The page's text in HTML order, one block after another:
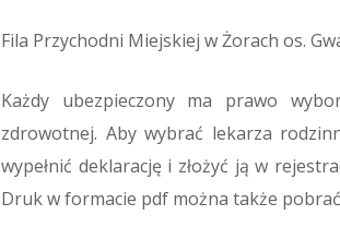
Fila Przychodni Miejskiej w Żorach os.
Każdy ubezpieczony ma prawo
zdrowotnej. Aby wybrać lekarza
wypełnić deklarację i złożyć ją w
Druk w formacie pdf można także